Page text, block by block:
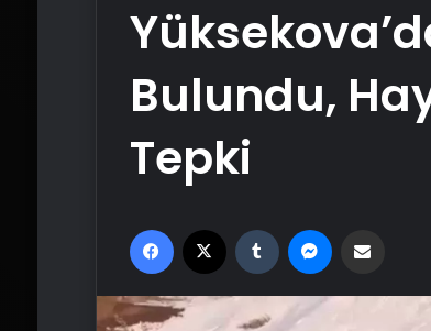
Bulundu,
Tepki
Facebook Tumblr